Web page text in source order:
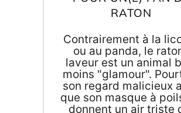
RATON
Contrairement à la
ou au panda, le
laveur est un animal
moins "glamour".
son regard malicieux
que son masque à
donnent un air triste